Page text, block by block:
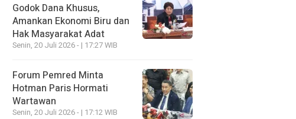
Godok Dana Khusus,
Amankan Ekonomi Biru dan
Hak Masyarakat Adat
Senin, 20 Juli 2026 - | 17:27 WIB
Forum Pemred Minta
Hotman Paris Hormati
Wartawan
Senin, 20 Juli 2026 - | 17:12 WIB